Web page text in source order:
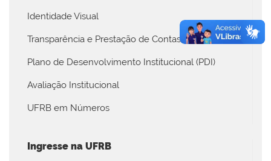
Identidade Visual
Transparência e Prestação de Contas
Plano de Desenvolvimento Institucional (PDI)
Avaliação Institucional
UFRB em Números
Ingresse na UFRB